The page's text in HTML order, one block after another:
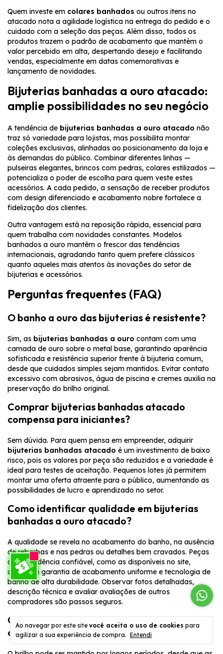
Ao navegar por este site você aceita o uso de cookies para
agilizar a sua experiência de compra. Entendi
Quem investe em colares banhados ou outros itens no
atacado nota a agilidade logística na entrega do pedido e o
cuidado com a seleção das peças. Além disso, todos os
produtos trazem o padrão de acabamento que mantém o
valor percebido em alta, despertando desejo e facilitando
vendas, especialmente em datas comemorativas e
lançamento de novidades.
Bijuterias banhadas a ouro atacado:
amplie possibilidades no seu negócio
A tendência de bijuterias banhadas a ouro atacado não
traz só variedade para lojistas, mas possibilita montar
coleções exclusivas, alinhadas ao posicionamento da loja e
às demandas do público. Combinar diferentes linhas —
pulseiras elegantes, brincos com pedras, colares estilizados —
potencializa o poder de escolha para quem veste estes
acessórios. A cada pedido, a sensação de receber produtos
com design diferenciado e acabamento nobre fortalece a
fidelização dos clientes.
Outra vantagem está na reposição rápida, essencial para
quem trabalha com novidades constantes. Modelos
banhados a ouro mantêm o frescor das tendências
internacionais, agradando tanto quem prefere clássicos
quanto aqueles mais atentos às inovações do setor de
bijuterias e acessórios.
Perguntas frequentes (FAQ)
O banho a ouro das bijuterias é resistente?
Sim, as bijuterias banhadas a ouro contam com uma
camada de ouro sobre o metal base, garantindo aparência
sofisticada e resistência superior frente à bijuteria comum,
desde que cuidados simples sejam mantidos. Evitar contato
excessivo com abrasivos, água de piscina e cremes auxilia na
preservação do brilho original.
Comprar bijuterias banhadas atacado
compensa para iniciantes?
Sem dúvida. Para quem pensa em empreender, adquirir
bijuterias banhadas atacado é um investimento de baixo
risco, pois os valores por peça são reduzidos e a variedade é
ideal para testes de aceitação. Pequenos lotes já permitem
montar uma oferta atraente para o público, aumentando as
possibilidades de lucro e aprendizado no setor.
Como identificar qualidade em bijuterias
banhadas a ouro atacado?
A qualidade se revela no acabamento do banho, na ausência
de rebarbas e nas pedras ou detalhes bem cravados. Peças
de procedência confiável, como as disponíveis no site,
oferecem garantia de acabamento uniforme e tecnologia de
banho de alta durabilidade. Observar fotos detalhadas,
descrição técnica e avaliar avaliações de outros
compradores são passos seguros.
O brilho das peças banhadas desaparece
com o tempo?